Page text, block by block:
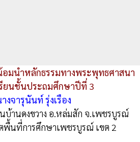
อมนำหลักธรรมทางพระพุทธศาสนา
ยนชั้นประถมศึกษาปีที่ 3
งจารุนันท์ รุ่งเรือง
บ้านดงขวาง อ.หล่มสัก จ.เพชรบูรณ์
พื้นที่การศึกษาเพชรบูรณ์ เขต 2